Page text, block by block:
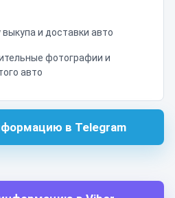
выкупа и доставки авто
фотографии и
авто
в Telegram